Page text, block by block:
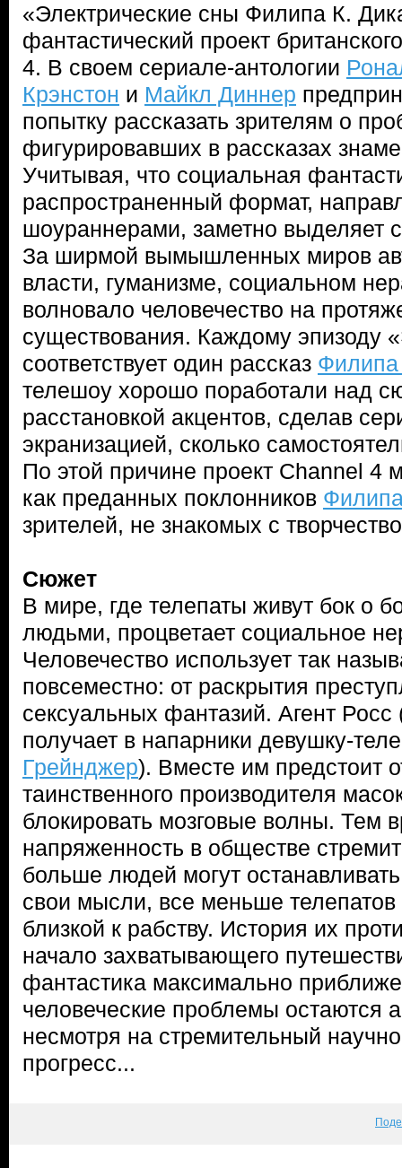
«Электрические сны Филипа К.
фантастический проект
4. В своем сериале-антологии
Крэнстон и Майкл Диннер
попытку рассказать зрителям о
фигурировавших в рассказах
Учитывая, что социальная
распространенный формат,
шоураннерами, заметно выделяет
За ширмой вымышленных миров
власти, гуманизме, социальном
волновало человечество на
существования. Каждому эпизоду
соответствует один рассказ
телешоу хорошо поработали над
расстановкой акцентов, сделав
экранизацией, сколько
По этой причине проект Channel 4
как преданных поклонников
зрителей, не знакомых с
Сюжет
В мире, где телепаты живут бок о
людьми, процветает социальное
Человечество использует так
повсеместно: от раскрытия
сексуальных фантазий. Агент Росс
получает в напарники девушку-
Грейнджер). Вместе им предстоит
таинственного производителя
блокировать мозговые волны. Тем
напряженность в обществе
больше людей могут
свои мысли, все меньше
близкой к рабству. История их
начало захватывающего
фантастика максимально
человеческие проблемы остаются
несмотря на стремительный
прогресс...